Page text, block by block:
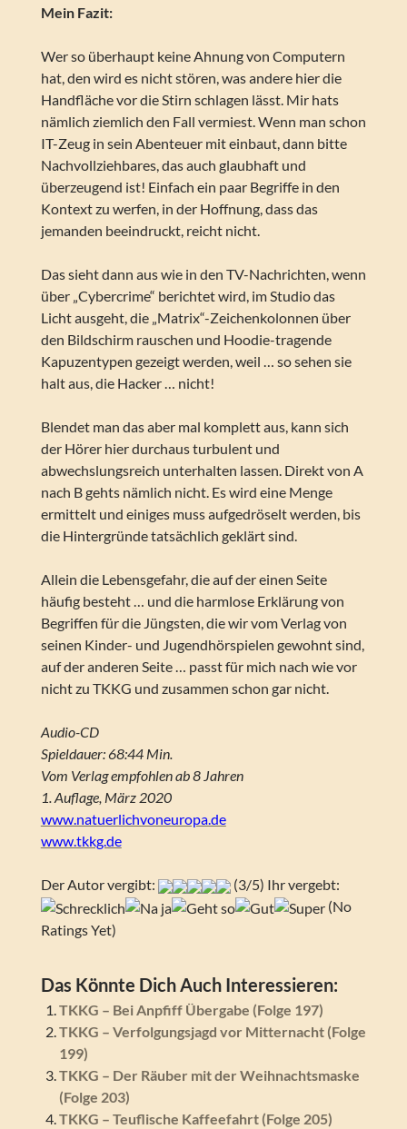
Mein Fazit:
Wer so überhaupt keine Ahnung von Computern
hat, den wird es nicht stören, was andere hier die
Handfläche vor die Stirn schlagen lässt. Mir hats
nämlich ziemlich den Fall vermiest. Wenn man schon
IT-Zeug in sein Abenteuer mit einbaut, dann bitte
Nachvollziehbares, das auch glaubhaft und
überzeugend ist! Einfach ein paar Begriffe in den
Kontext zu werfen, in der Hoffnung, dass das
jemanden beeindruckt, reicht nicht.
Das sieht dann aus wie in den TV-Nachrichten, wenn
über „Cybercrime“ berichtet wird, im Studio das
Licht ausgeht, die „Matrix“-Zeichenkolonnen über
den Bildschirm rauschen und Hoodie-tragende
Kapuzentypen gezeigt werden, weil … so sehen sie
halt aus, die Hacker … nicht!
Blendet man das aber mal komplett aus, kann sich
der Hörer hier durchaus turbulent und
abwechslungsreich unterhalten lassen. Direkt von A
nach B gehts nämlich nicht. Es wird eine Menge
ermittelt und einiges muss aufgedröselt werden, bis
die Hintergründe tatsächlich geklärt sind.
Allein die Lebensgefahr, die auf der einen Seite
häufig besteht … und die harmlose Erklärung von
Begriffen für die Jüngsten, die wir vom Verlag von
seinen Kinder- und Jugendhörspielen gewohnt sind,
auf der anderen Seite … passt für mich nach wie vor
nicht zu TKKG und zusammen schon gar nicht.
Audio-CD
Spieldauer: 68:44 Min.
Vom Verlag empfohlen ab 8 Jahren
1. Auflage, März 2020
www.natuerlichvoneuropa.de
www.tkkg.de
Der Autor vergibt:
(3/5) Ihr vergebt:
(No
Ratings Yet)
Das Könnte Dich Auch Interessieren:
TKKG – Bei Anpfiff Übergabe (Folge 197)
TKKG – Verfolgungsjagd vor Mitternacht (Folge
199)
TKKG – Der Räuber mit der Weihnachtsmaske
(Folge 203)
TKKG – Teuflische Kaffeefahrt (Folge 205)